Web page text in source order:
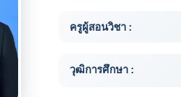
ครูผู้สอนวิชา :
วุฒิการศึกษา :